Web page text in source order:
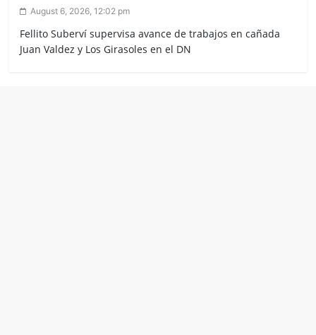
August 6, 2026, 12:02 pm
Fellito Suberví supervisa avance de trabajos en cañada
Juan Valdez y Los Girasoles en el DN